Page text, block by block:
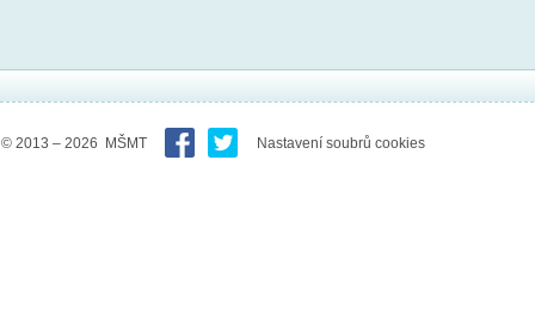
© 2013 – 2026 MŠMT Nastavení soubrů cookies